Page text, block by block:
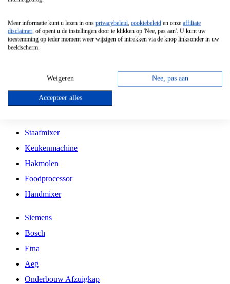
Vrijstaande Magnetron
Vrijstaande Kookplaat
Inbouw Gaskookplaat
Inbouw Keramische Kookplaat
Kookplaat Accessoires
Staafmixer
Keukenmachine
Hakmolen
Foodprocessor
Handmixer
Siemens
Bosch
Etna
Aeg
Onderbouw Afzuigkap
Meer informatie kunt u lezen in ons privacybeleid, cookiebeleid en onze affiliate
disclaimer, of opent u de instellingen door te klikken op 'Nee, pas aan'. U kunt uw
toestemming op ieder moment weer wijzigen of intrekken via de knop linksonder in uw
beeldscherm.
Weigeren Nee, pas aan
Accepteer alles